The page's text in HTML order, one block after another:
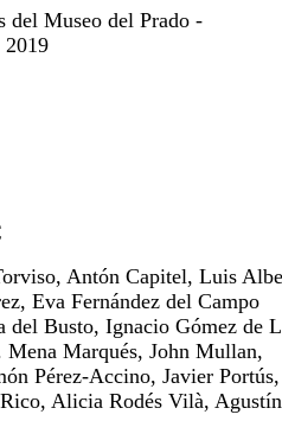
del Museo del Prado -
Antón Capitel, Luis
Eva Fernández del Campo
del Busto, Ignacio Gómez de
Marqués, John Mullan,
Pérez-Accino, Javier
Alicia Rodés Vilà, Agustín